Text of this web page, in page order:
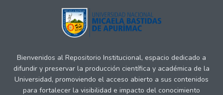
Bienvenidos al Repositorio Institucional, espacio dedicado a
difundir y preservar la producción científica y académica de la
Universidad, promoviendo el acceso abierto a sus contenidos
para fortalecer la visibilidad e impacto del conocimiento